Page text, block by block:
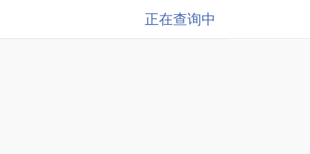
正在查询中